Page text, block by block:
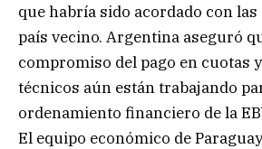
que habría sido acordado con
país vecino. Argentina aseguró
compromiso del pago en cuotas
técnicos aún están trabajando
ordenamiento financiero de la
El equipo económico de